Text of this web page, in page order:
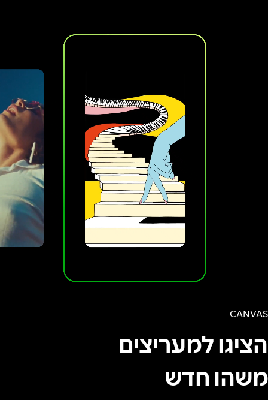
CANVAS
הציגו למעריצים
משהו חדש